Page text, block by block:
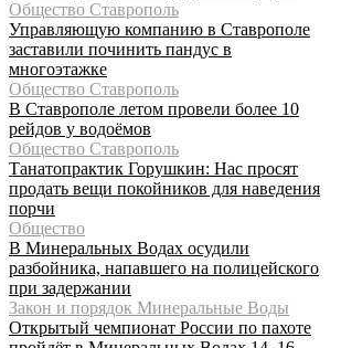
Общество Ставрополь
Управляющую компанию в Ставрополе
заставили починить пандус в
многоэтажке
Общество Ставрополь
В Ставрополе летом провели более 10
рейдов у водоёмов
Общество Ставрополь
Танатопрактик Горушкин: Нас просят
продать вещи покойников для наведения
порчи
Общество
В Минеральных Водах осудили
разбойника, напавшего на полицейского
при задержании
Закон и порядок Минеральные Воды
Открытый чемпионат России по пахоте